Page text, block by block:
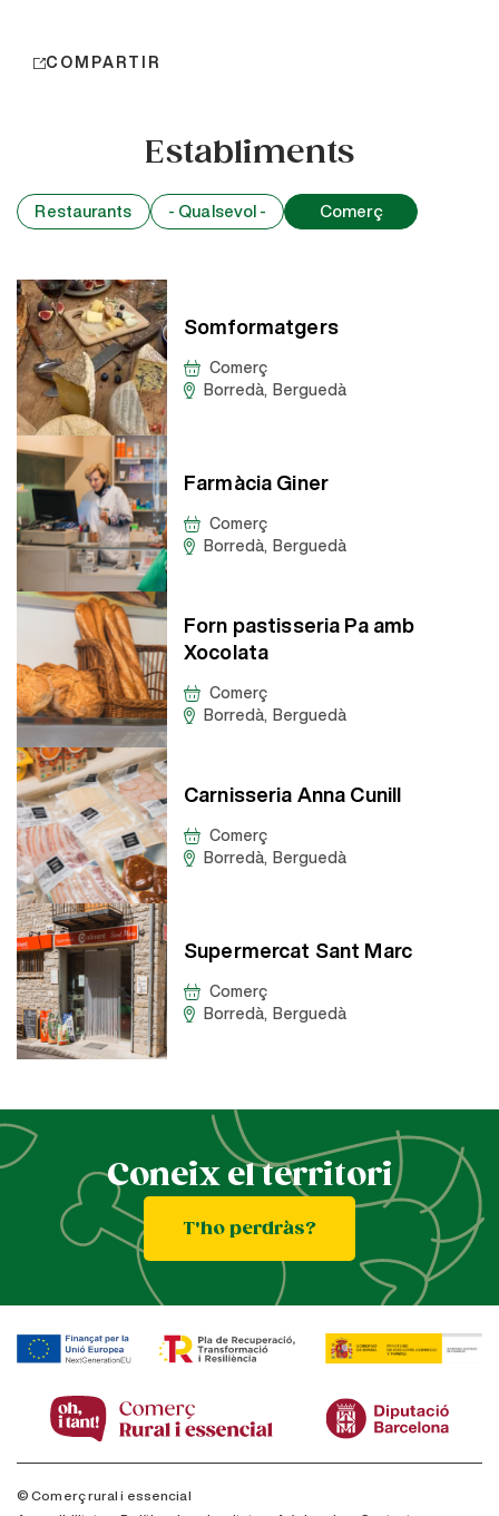
COMPARTIR
Establiments
Restaurants - Qualsevol - Comerç
Somformatgers
Comerç
Borredà, Berguedà
Farmàcia Giner
Comerç
Borredà, Berguedà
Forn pastisseria Pa amb
Xocolata
Comerç
Borredà, Berguedà
Carnisseria Anna Cunill
Comerç
Borredà, Berguedà
Supermercat Sant Marc
Comerç
Borredà, Berguedà
Coneix el territori
T'ho perdràs?
© Comerç rural i essencial